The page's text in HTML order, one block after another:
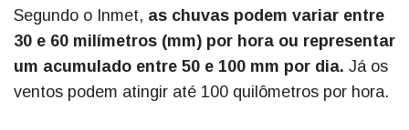
Segundo o Inmet, as chuvas podem variar entre
30 e 60 milímetros (mm) por hora ou representar
um acumulado entre 50 e 100 mm por dia. Já os
ventos podem atingir até 100 quilômetros por hora.